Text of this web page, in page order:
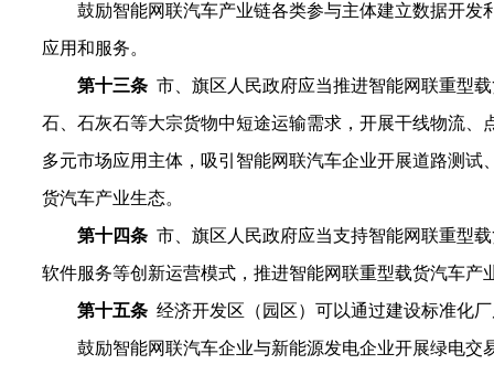
鼓励智能网联汽车产业链各类参与主体建立数据开
应用和服务。
第十三条 市、旗区人民政府应当推进智能网联重型
石、石灰石等大宗货物中短途运输需求，开展干线物流
多元市场应用主体，吸引智能网联汽车企业开展道路测
货汽车产业生态。
第十四条 市、旗区人民政府应当支持智能网联重型
软件服务等创新运营模式，推进智能网联重型载货汽车产
第十五条 经济开发区（园区）可以通过建设标准化
鼓励智能网联汽车企业与新能源发电企业开展绿电